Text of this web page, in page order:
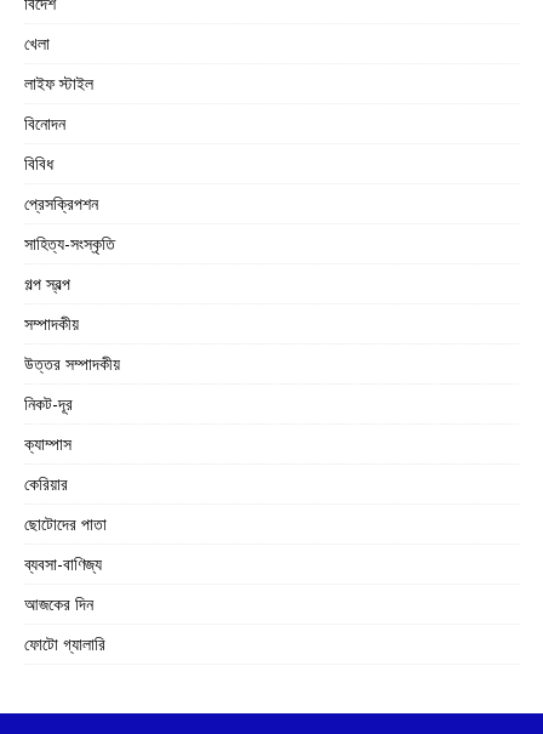
খেলা
লাইফ স্টাইল
বিনোদন
বিবিধ
প্রেসক্রিপশন
সাহিত্য-সংস্কৃতি
গল্প স্বল্প
সম্পাদকীয়
উত্তর সম্পাদকীয়
নিকট-দূর
ক্যাম্পাস
কেরিয়ার
ছোটোদের পাতা
ব্যবসা-বাণিজ্য
আজকের দিন
ফোটো গ্যালারি